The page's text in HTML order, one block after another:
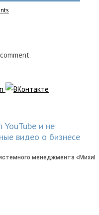
и не
видео о бизнесе